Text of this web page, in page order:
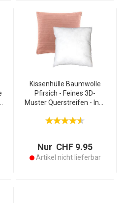
Kissenhülle Baumwolle
Pfirsich - Feines 3D-
Muster Querstreifen - Inkl.
Weich, hautsympathisch &
Nur CHF 9.95
Artikel nicht lieferbar